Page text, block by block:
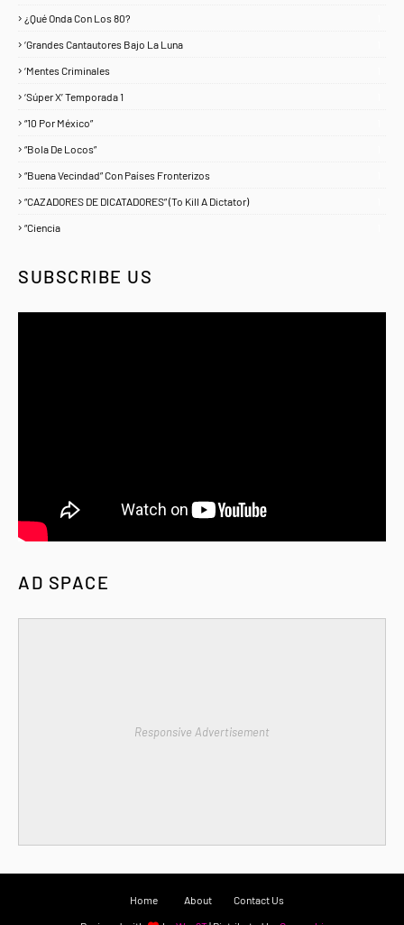
¿Qué Onda Con Los 80?
‘Grandes Cantautores Bajo La Luna
‘Mentes Criminales
‘Súper X’ Temporada 1
“10 Por México”
“Bola De Locos”
“Buena Vecindad” Con Países Fronterizos
“CAZADORES DE DICATADORES” (To Kill A Dictator)
“Ciencia
SUBSCRIBE US
AD SPACE
Responsive Advertisement
Home About Contact Us